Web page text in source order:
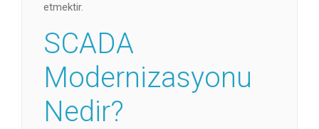
etmektir.
SCADA
Modernizasyonu
Nedir?